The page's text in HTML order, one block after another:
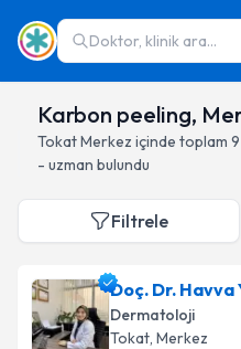
Doktor, klinik ara...
Karbon peeling,
TokatMerkez içinde toplam 9
- uzman bulundu
Filtrele
Doç. Dr. Havva
Dermatoloji
Tokat, Merkez